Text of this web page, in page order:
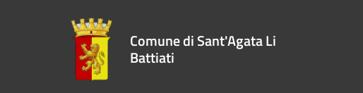
Comune di Sant'Agata Li
Battiati